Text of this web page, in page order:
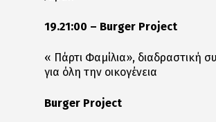
19.21:00 – Burger Project
« Πάρτι Φαμίλια», διαδραστική
για όλη την οικογένεια
Burger Project